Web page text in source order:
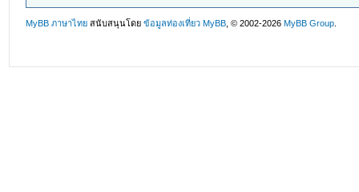
MyBB ภาษาไทย สนับสนุนโดยข้อมูลท่องเที่ยว MyBB , © 2002-2026MyBB Group